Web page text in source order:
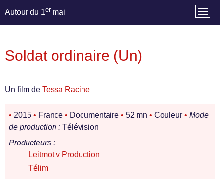
Autour du 1er mai
Soldat ordinaire (Un)
Un film de Tessa Racine
• 2015 • France • Documentaire • 52 mn • Couleur • Mode
de production : Télévision
Producteurs :
Leitmotiv Production
Télim